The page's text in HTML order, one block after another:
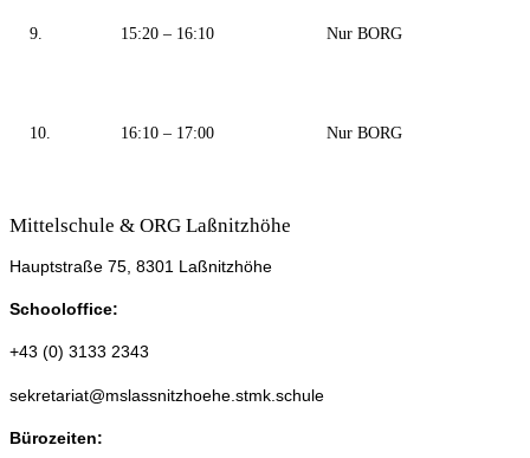
9. 15:20 – 16:10 Nur BORG
10. 16:10 – 17:00 Nur BORG
Mittelschule & ORG Laßnitzhöhe
Hauptstraße 75, 8301 Laßnitzhöhe
Schooloffice:
+43 (0) 3133 2343
sekretariat@mslassnitzhoehe.stmk.schule
Bürozeiten: